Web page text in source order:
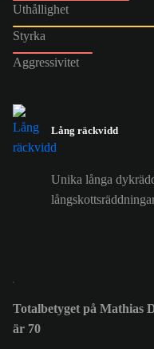
Uthållighet
Styrka
Aggressivitet
Lång räckvidd
Unika långa
Totalbetyget på Mathias
är 70